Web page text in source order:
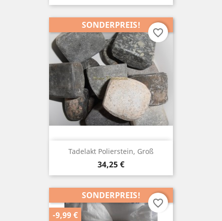
Tadelakt Polierstein, Groß
Preis
34,25 €
SONDERPREIS!
favorite_border
SONDERPREIS!
-9,99 €
favorite_border